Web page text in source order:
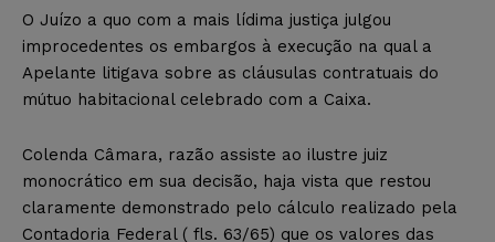
O Juízo a quo com a mais lídima justiça julgou
improcedentes os embargos à execução na qual a
Apelante litigava sobre as cláusulas contratuais do
mútuo habitacional celebrado com a Caixa.
Colenda Câmara, razão assiste ao ilustre juiz
monocrático em sua decisão, haja vista que restou
claramente demonstrado pelo cálculo realizado pela
Contadoria Federal ( fls. 63/65) que os valores das